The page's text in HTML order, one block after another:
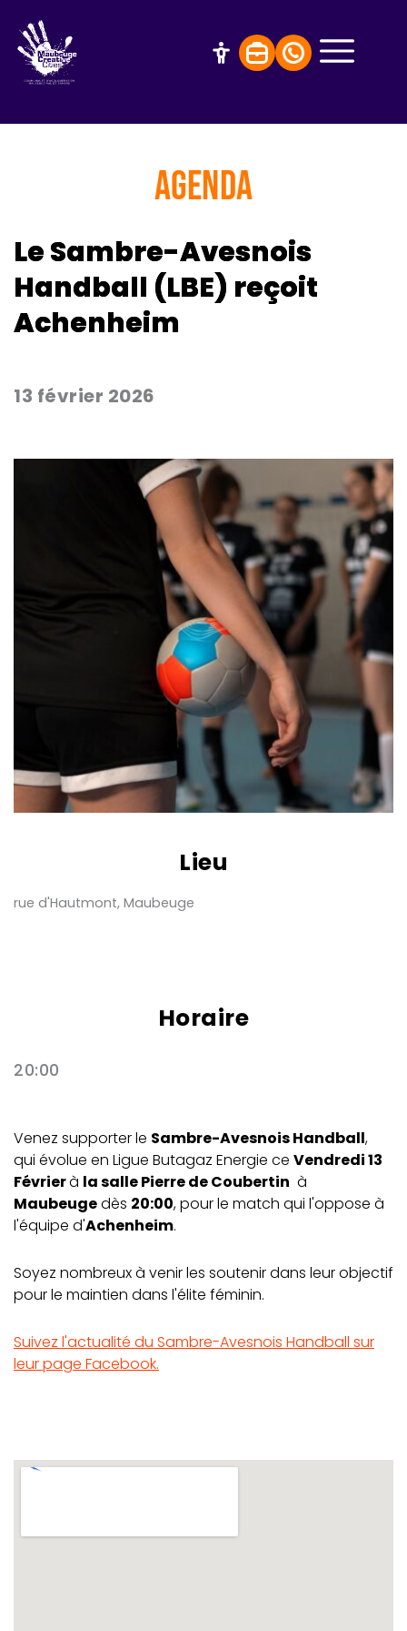
AGENDA
Le Sambre-Avesnois
Handball (LBE) reçoit
Achenheim
13 février 2026
Lieu
rue d'Hautmont, Maubeuge
Horaire
20:00
Venez supporter le Sambre-Avesnois Handball,
qui évolue en Ligue Butagaz Energie ce Vendredi 13
Févrierà la salle Pierre de Coubertin à
Maubeugedès 20:00, pour le match qui l'oppose à
l'équipe d'Achenheim.
Soyez nombreux à venir les soutenir dans leur objectif
pour le maintien dans l'élite féminin.
Suivez l'actualité du Sambre-Avesnois Handball sur
leur page Facebook.